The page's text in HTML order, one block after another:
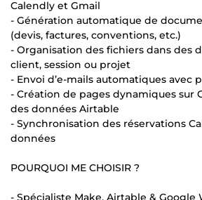
Calendly et Gmail
- Génération automatique de
(devis, factures, conventions, etc.)
- Organisation des fichiers dans des
client, session ou projet
- Envoi d’e-mails automatiques avec
- Création de pages dynamiques sur
des données Airtable
- Synchronisation des réservations
données
POURQUOI ME CHOISIR ?
- Spécialiste Make, Airtable & Google